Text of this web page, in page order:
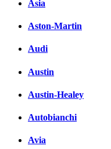
Asia
Aston-Martin
Audi
Austin
Austin-Healey
Autobianchi
Avia